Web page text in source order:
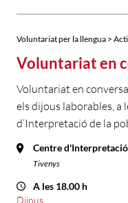
Voluntariat per la llengua >
Voluntariat en
Voluntariat en
els dijous laborables, a
d’Interpretació de la
Centre d'Interpretació
Tivenys
A les 18.00 h
Dijous